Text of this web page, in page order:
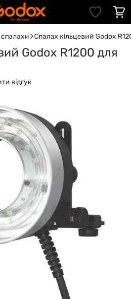
Спалах кільцевий Godox
Godox R1200 для
відгук